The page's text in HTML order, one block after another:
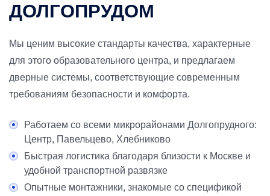
ДОЛГОПРУДОМ
Мы ценим высокие стандарты качества, характерные
для этого образовательного центра, и предлагаем
дверные системы, соответствующие современным
требованиям безопасности и комфорта.
Работаем со всеми микрорайонами Долгопрудного:
Центр, Павельцево, Хлебниково
Быстрая логистика благодаря близости к Москве и
удобной транспортной развязке
Опытные монтажники, знакомые со спецификой